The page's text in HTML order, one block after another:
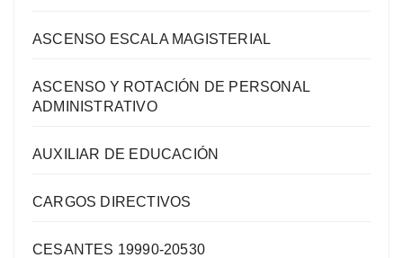
ASCENSO ESCALA MAGISTERIAL
ASCENSO Y ROTACIÓN DE PERSONAL
ADMINISTRATIVO
AUXILIAR DE EDUCACIÓN
CARGOS DIRECTIVOS
CESANTES 19990-20530